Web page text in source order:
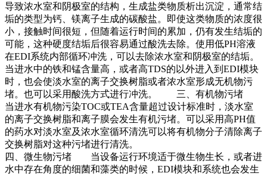
导致浓水室和阴极室的结构，生成盐类物质析出沉淀，通常结
垢的类型为钙、镁离子生成的碳酸盐。即使这类物质的浓度很
小，接触时间很短，但随着运行时间的累加，仍有发生结垢的
可能，这种硬度结垢后很容易通过酸洗去除。使用低PH溶液
在EDI系统内部循环冲洗，可以去除浓水室和阴极室的结垢。
当进水中的铁和锰含量高，或者高TDS的以外进入到EDI模块
时，也会使淡水室的离子交换树脂或者浓水室形成无机物污
堵。也可以采用酸洗方式进行冲洗。 三、有机物污堵
当进水有机物污染TOC或TEA含量超过设计标准时，淡水室
的离子交换树脂和离子膜会发生有机污堵。可以采用高PH值
的药水对淡水室及浓水室循环清洗可以将有机物分子清除离子
交换树脂对这种污堵进行清洗。
四、微生物污堵 当设备运行环境适于微生物生长，或者进
水中存在角度的细菌和藻类的时候，EDI模块和系统也会发生